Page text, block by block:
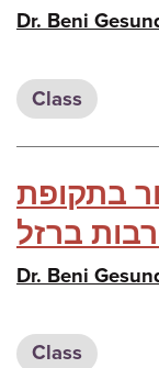
Dr. Beni
Class
בתקופת
Dr. Beni
Class